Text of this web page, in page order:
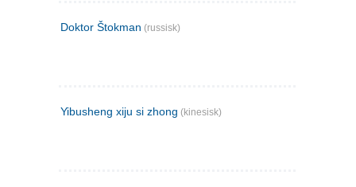
Doktor Štokman (russisk)
Yibusheng xiju si zhong (kinesisk)